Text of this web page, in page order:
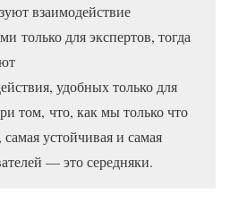
взаимодействие
только для экспертов, тогда
удобных только для
том, что, как мы только что
устойчивая и самая
— это середняки.